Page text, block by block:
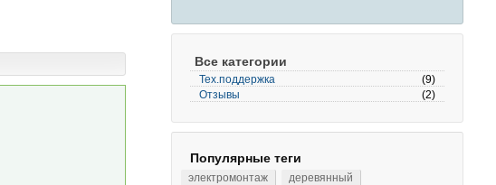
Все категории
Тех.поддержка
(9)
Отзывы
(2)
Популярные теги
электромонтаж
деревянный